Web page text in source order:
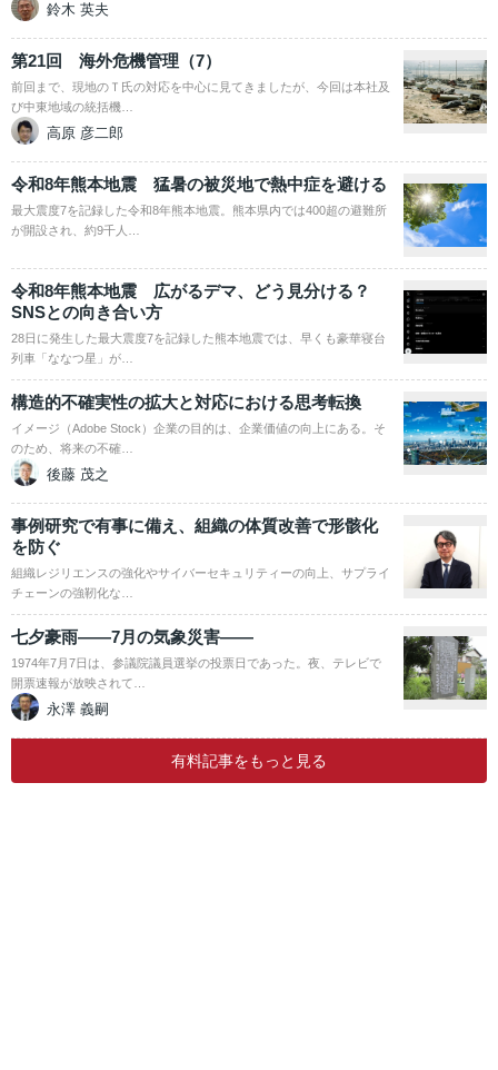
鈴木 英夫
第21回 海外危機管理（7）
前回まで、現地のＴ氏の対応を中心に見てきましたが、今回は本社及
び中東地域の統括機…
高原 彦二郎
令和8年熊本地震 猛暑の被災地で熱中症を避ける
最大震度7を記録した令和8年熊本地震。熊本県内では400超の避難所
が開設され、約9千人…
令和8年熊本地震 広がるデマ、どう見分ける？
SNSとの向き合い方
28日に発生した最大震度7を記録した熊本地震では、早くも豪華寝台
列車「ななつ星」が…
構造的不確実性の拡大と対応における思考転換
イメージ（Adobe Stock）企業の目的は、企業価値の向上にある。そ
のため、将来の不確…
後藤 茂之
事例研究で有事に備え、組織の体質改善で形骸化
を防ぐ
組織レジリエンスの強化やサイバーセキュリティーの向上、サプライ
チェーンの強靭化な…
七夕豪雨――7月の気象災害――
1974年7月7日は、参議院議員選挙の投票日であった。夜、テレビで
開票速報が放映されて…
永澤 義嗣
有料記事をもっと見る